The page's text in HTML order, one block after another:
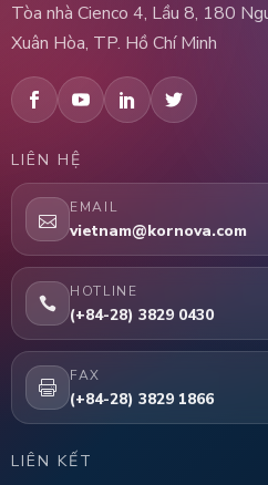
Tòa nhà Cienco 4, Lầu 8, 180
Xuân Hòa, TP. Hồ Chí Minh
LIÊN HỆ
EMAIL
vietnam@kornova.com
HOTLINE
(+84-28) 3829 0430
FAX
(+84-28) 3829 1866
LIÊN KẾT